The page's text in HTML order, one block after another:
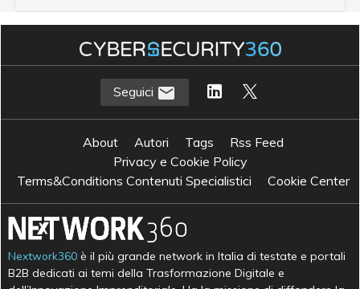
Seguici
About Autori Tags
Rss Feed
Privacy e Cookie Policy
Terms&Conditions Contenuti Specialistici
Cookie Center
Nextwork360 è il più grande network in Italia di testate e portali
B2B dedicati ai temi della Trasformazione Digitale e